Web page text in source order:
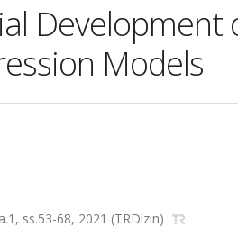
Models
ss.53-68, 2021 (TRDizin)